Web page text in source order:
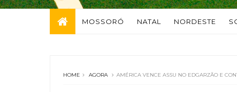
MOSSORÓ NATAL NORDESTE
HOME AGORA AMÉRICA VENCE ASSU NO EDGARZÃO E